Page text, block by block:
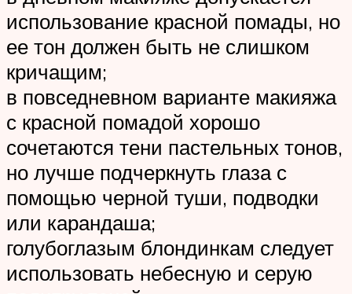
использование красной помады, но
ее тон должен быть не слишком
кричащим;
в повседневном варианте макияжа
с красной помадой хорошо
сочетаются тени пастельных тонов,
но лучше подчеркнуть глаза с
помощью черной туши, подводки
или карандаша;
голубоглазым блондинкам следует
использовать небесную и серую